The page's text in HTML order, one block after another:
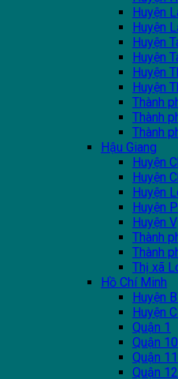
Huyện
Huyện
Huyện
Huyện
Huyện
Huyện
Thành
Thành
Thành
Hậu Giang
Huyện
Huyện
Huyện
Huyện
Huyện
Thành
Thành
Thị xã
Hồ Chí Minh
Huyện
Huyện
Quận 1
Quận 10
Quận 11
Quận 12